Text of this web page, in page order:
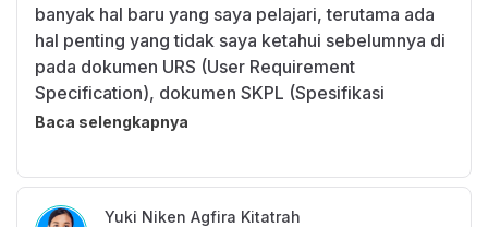
banyak hal baru yang saya pelajari, terutama ada
hal penting yang tidak saya ketahui sebelumnya di
pada dokumen URS (User Requirement
Specification), dokumen SKPL (Spesifikasi
Kebutuhan Perangkat Lunak), dan dokumentasi
Baca selengkapnya
Yuki Niken Agfira Kitatrah